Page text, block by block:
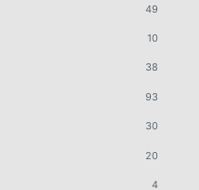
49
10
38
93
30
20
4